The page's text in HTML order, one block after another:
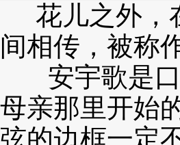
花儿之外，
间相传，被称
安宇歌是口
母亲那里开始
弦的边框一定